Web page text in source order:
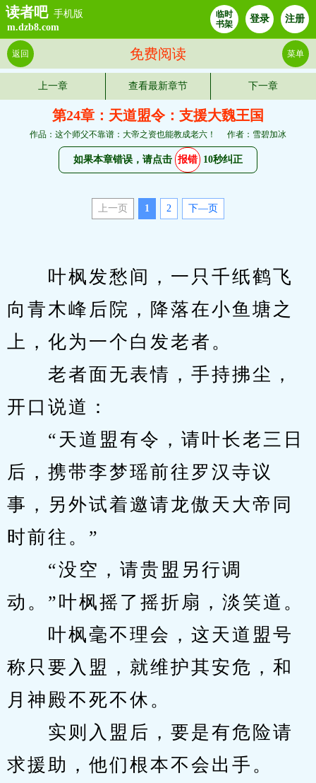
读者吧 手机版
m.dzb8.com
临时
书架
登录 注册
免费阅读
返回 菜单
上一章 查看最新章节 下一章
第24章：天道盟令：支援大魏王国
作品：这个师父不靠谱：大帝之资也能教成老六！ 作者：雪碧加冰
如果本章错误，请点击 报错 10秒纠正
上一页 1 2 下—页
叶枫发愁间，一只千纸鹤飞
向青木峰后院，降落在小鱼塘之
上，化为一个白发老者。
老者面无表情，手持拂尘，
开口说道：
“天道盟有令，请叶长老三日
后，携带李梦瑶前往罗汉寺议
事，另外试着邀请龙傲天大帝同
时前往。”
“没空，请贵盟另行调
动。”叶枫摇了摇折扇，淡笑道。
叶枫毫不理会，这天道盟号
称只要入盟，就维护其安危，和
月神殿不死不休。
实则入盟后，要是有危险请
求援助，他们根本不会出手。